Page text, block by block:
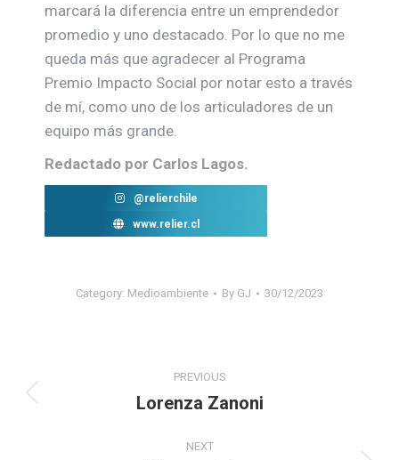
marcará la diferencia entre un emprendedor
promedio y uno destacado. Por lo que no me
queda más que agradecer al Programa
Premio Impacto Social por notar esto a través
de mí, como uno de los articuladores de un
equipo más grande.
Redactado por Carlos Lagos.
@relierchile
www.relier.cl
Category: Medioambiente By GJ 30/12/2023
navigation
PREVIOUS
Previous
Lorenza Zanoni
NEXT